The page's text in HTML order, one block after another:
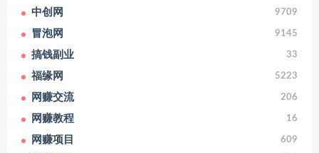
中创网 9709
冒泡网 9145
搞钱副业 33
福缘网 5223
网赚交流 206
网赚教程 16
网赚项目 609